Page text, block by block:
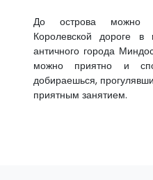
До острова можно
Королевской дороге в
античного города
можно приятно и
добираешься,
приятным занятием.